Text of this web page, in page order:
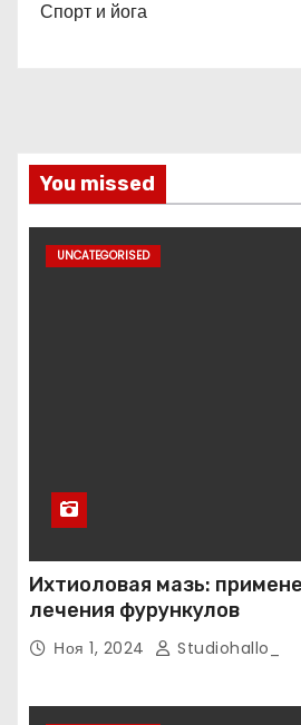
Спорт и йога
You missed
UNCATEGORISED
Ихтиоловая мазь:
лечения фурункулов
Ноя 1, 2024 Studiohallo_